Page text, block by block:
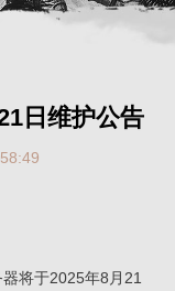
日维护公告
将于2025年8月21